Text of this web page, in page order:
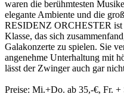
waren die berühmtesten
elegante Ambiente und die
RESIDENZ ORCHESTER ist
Klasse, das sich
Galakonzerte zu spielen. Sie
angenehme Unterhaltung mit
lässt der Zwinger auch gar
Preise: Mi.+Do. ab 35,-€, Fr.